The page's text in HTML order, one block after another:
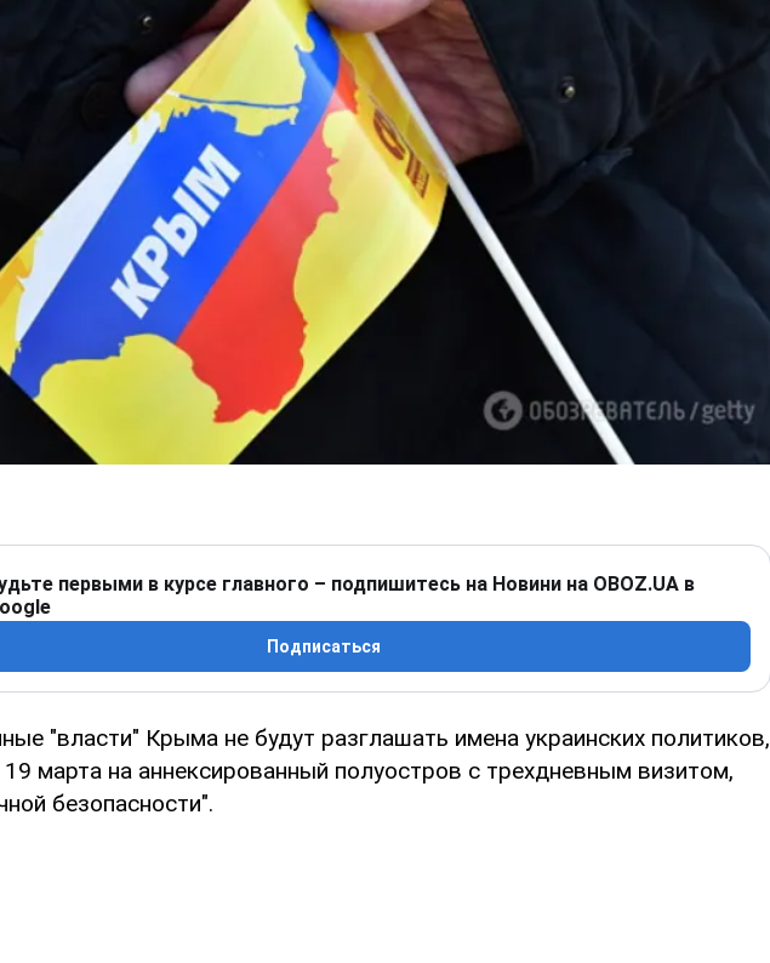
первыми в курсе главного – подпишитесь на Новини на OBOZ.UA в
Подписаться
"власти" Крыма не будут разглашать имена украинских политиков,
марта на аннексированный полуостров с трехдневным визитом,
безопасности".